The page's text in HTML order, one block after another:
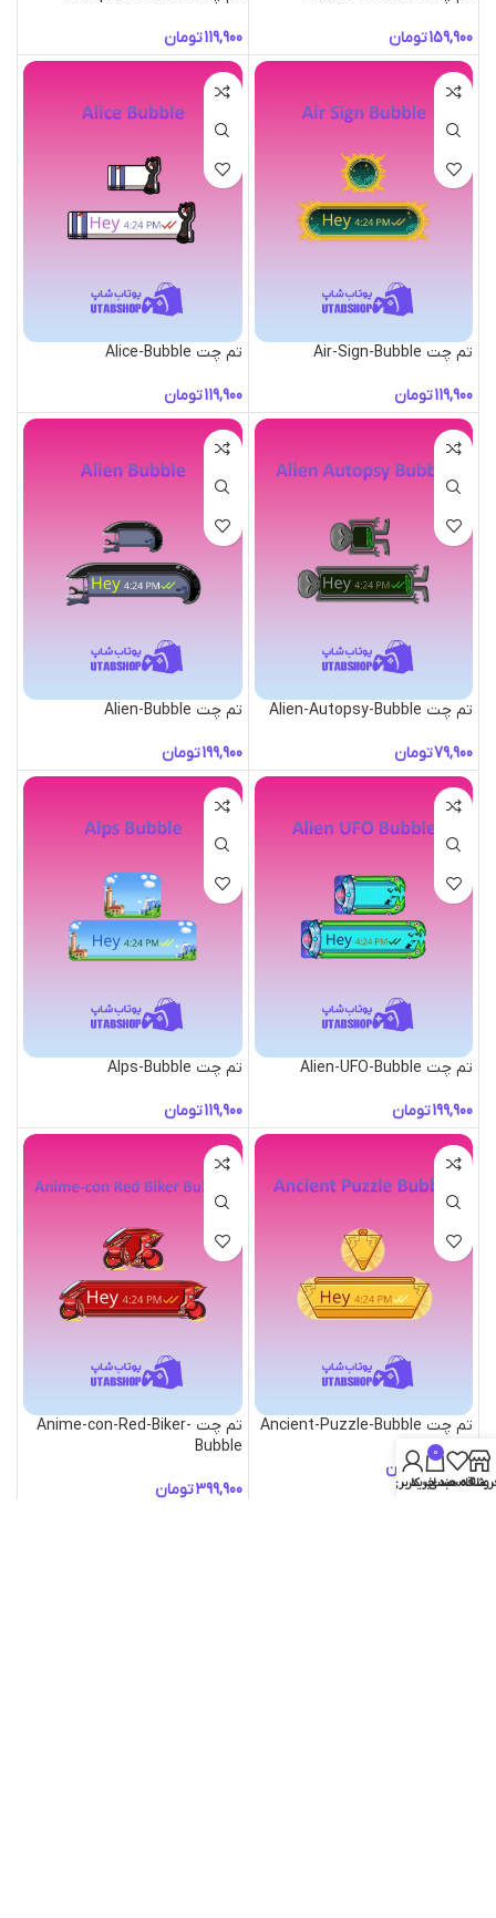
تومان تومان
تم چت Air-Sign-Bubble
تومان
تم چت Alice-Bubble
تومان
تم چت Alien-Autopsy-Bubble
تومان
تم چت Alien-Bubble
تومان
تم چت Alien-UFO-Bubble
تومان
تم چت Alps-Bubble
تومان
تم چت Ancient-Puzzle-Bubble
تومان
تم چت Anime-con-Red-Biker-
Bubble
تومان علاقه مندی
0
سبد خرید
حساب کاربری من